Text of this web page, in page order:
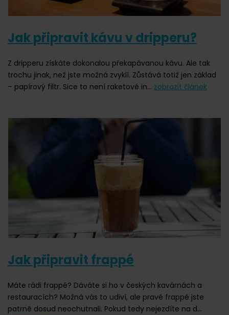
Jak připravit kávu v dripperu?
Z dripperu získáte dokonalou překapávanou kávu. Ale tak
trochu jinak, než jste možná zvyklí. Zůstává totiž jen základ
– papírový filtr. Sice to není raketové in... zobrazit článek
Jak připravit frappé
Máte rádi frappé? Dáváte si ho v českých kavárnách a
restauracích? Možná vás to udiví, ale pravé frappé jste
patrně dosud neochutnali. Pokud tedy nejezdíte na d...